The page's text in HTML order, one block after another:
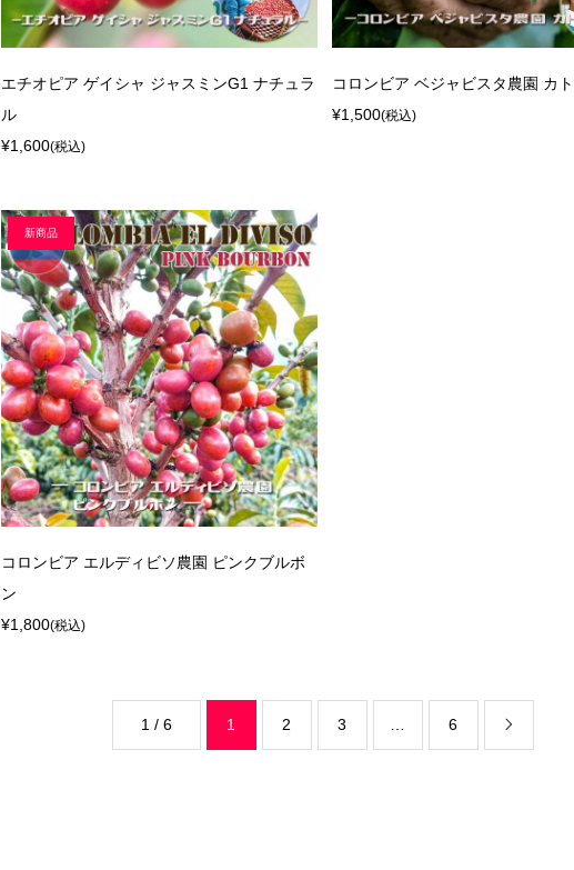
エチオピア ゲイシャ ジャスミンG1 ナチュラ
ル
¥1,600(税込)
コロンビア ベジャビスタ農園 カ
¥1,500(税込)
新商品
コロンビア エルディビソ農園 ピンクブルボ
ン
¥1,800(税込)
1 / 6 1 2 3 6 